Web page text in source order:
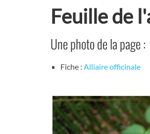
Feuille de
Une photo de la page :
Fiche : Alliaire officinale